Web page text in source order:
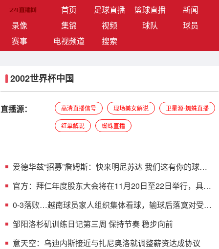
首页(current)足球直播 篮球直播
新闻
录像
集锦 视频 球队
球员
赛事
电视频道 搜索
2002世界杯中国
直播源： 高清直播信号 现场美女解说 卫星源-蜘蛛直播
红单解说 蜘蛛直播
爱德华兹“招募”詹姆斯：快来明尼苏达 我们这有你的球星
官方：拜仁年度股东大会将在11月20日至22日举行，具体
0-3落败…越南球员家人组织集体看球，输球后落寞对受伤
邹阳洛杉矶训练日记第三周 保持节奏 稳步向前
意天空：乌迪内斯接近与扎尼奥洛就调整薪资达成协议